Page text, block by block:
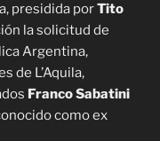
presidida porTito
la solicitud de
Argentina,
de L’Aquila,
Franco Sabatini
como ex